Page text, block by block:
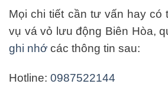
Mọi chi tiết cần tư vấn hay có
vụ vá vỏ lưu động Biên Hòa,
ghi nhớ các thông tin sau:
Hotline: 0987522144